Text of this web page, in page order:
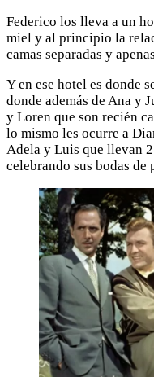
Federico los lleva a un
miel y al principio la
camas separadas y
Y en ese hotel es donde
donde además de Ana y
y Loren que son recién
lo mismo les ocurre a
Adela y Luis que llevan
celebrando sus bodas de